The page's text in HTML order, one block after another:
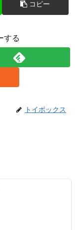
コピー
する
トイボックス